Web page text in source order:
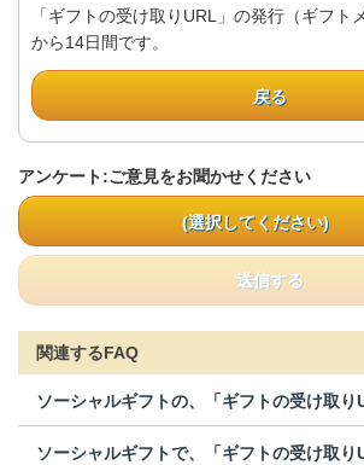
「ギフトの受け取りURL」の発行（ギフト
から14日間です。
戻る
アンケート:ご意見をお聞かせください
(選択してください)
送信する
関連するFAQ